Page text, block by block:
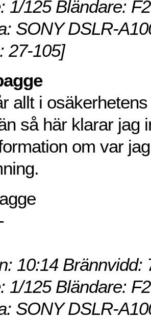
1/125 Bländare:
SONY DSLR-
27-105]
allt i
så här klarar jag
om var
10:14 Brännvidd:
1/125 Bländare:
SONY DSLR-